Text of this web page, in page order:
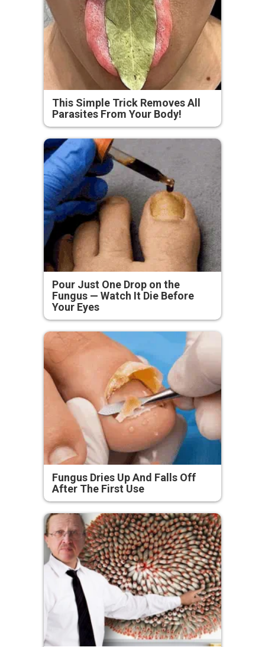
This Simple Trick Removes All
Parasites From Your Body!
Pour Just One Drop on the
Fungus — Watch It Die Before
Your Eyes
Fungus Dries Up And Falls Off
After The First Use